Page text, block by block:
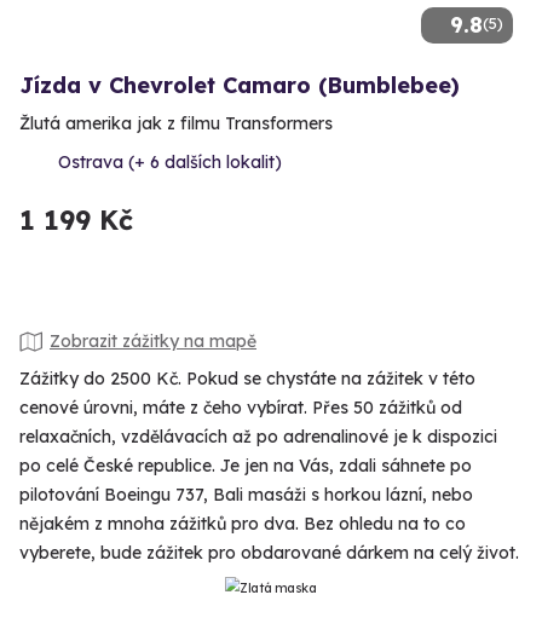
9.8(5)
Jízda v Chevrolet Camaro (Bumblebee)
Žlutá amerika jak z filmu Transformers
Ostrava (+ 6 dalších lokalit)
1 199 Kč
Zobrazit zážitky na mapě
Zážitky do 2500 Kč. Pokud se chystáte na zážitek v této
cenové úrovni, máte z čeho vybírat. Přes 50 zážitků od
relaxačních, vzdělávacích až po adrenalinové je k dispozici
po celé České republice. Je jen na Vás, zdali sáhnete po
pilotování Boeingu 737, Bali masáži s horkou lázní, nebo
nějakém z mnoha zážitků pro dva. Bez ohledu na to co
vyberete, bude zážitek pro obdarované dárkem na celý život.